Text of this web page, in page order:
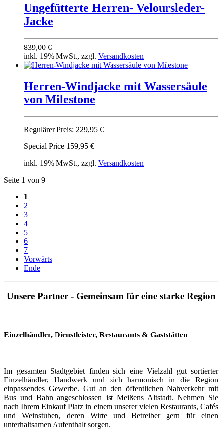
Ungefütterte Herren- Veloursleder-
Jacke
839,00 €
inkl. 19% MwSt., zzgl. Versandkosten
Herren-Windjacke mit Wassersäule
von Milestone
Regulärer Preis: 229,95 €
Special Price 159,95 €
inkl. 19% MwSt., zzgl. Versandkosten
Seite 1 von 9
1
2
3
4
5
6
7
Vorwärts
Ende
Unsere Partner - Gemeinsam für eine starke Region
Einzelhändler, Dienstleister, Restaurants & Gaststätten
Im gesamten Stadtgebiet finden sich eine Vielzahl gut sortierter
Einzelhändler, Handwerk und sich harmonisch in die Region
einpassendes Gewerbe. Gut an den öffentlichen Nahverkehr mit
Bus und Bahn angeschlossen ist Meißens Altstadt. Nehmen Sie
nach Ihrem Einkauf Platz in einem unserer vielen Restaurants, Cafés
und Weinstuben, deren Wirte und Betreiber gern für einen
unterhaltsamen Aufenthalt sorgen.